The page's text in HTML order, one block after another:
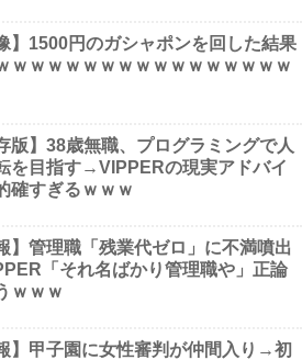
、ガチでヤバい方向へ他
投資にハマる若者はギャンブルにハマ
ｗｗｗｗｗｗｗｗｗｗ他
NEW!
互RSS
】1500円のガシャポンを回した結果
ｗｗｗｗｗｗｗｗｗｗｗｗｗｗｗｗ
版】38歳無職、プログラミングで人
を目指す→VIPPERの現実アドバイ
確すぎるｗｗｗ
】管理職「残業代ゼロ」に不満噴出
「それ名ばかり管理職や」正論
ｗｗｗ
】甲子園に女性審判が仲間入り→初